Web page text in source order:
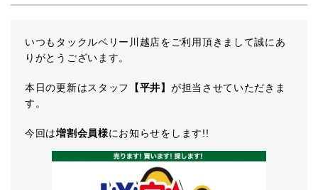
いつもタックルベリー川越店をご利用頂きまして誠にあ
りがとうございます。
本日の更新はスタッフ 【平井】 が担当させていただきま
す。
今回は増割会員様にお知らせをします!!